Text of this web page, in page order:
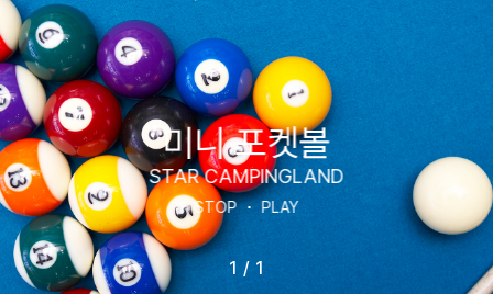
미니 포켓볼
STAR CAMPINGLAND
STOP PLAY
1 / 1